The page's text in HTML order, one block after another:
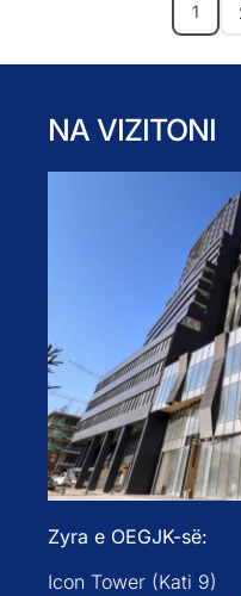
1
NA VIZITONI
Zyra e OEGJK-së:
Icon Tower (Kati 9)